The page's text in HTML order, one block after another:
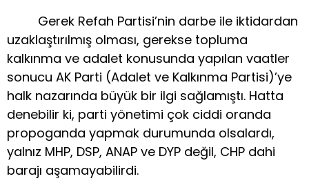
Gerek Refah Partisi’nin darbe ile iktidardan
uzaklaştırılmış olması, gerekse topluma
kalkınma ve adalet konusunda yapılan vaatler
sonucu AK Parti (Adalet ve Kalkınma Partisi)’ye
halk nazarında büyük bir ilgi sağlamıştı. Hatta
denebilir ki, parti yönetimi çok ciddi oranda
propoganda yapmak durumunda olsalardı,
yalnız MHP, DSP, ANAP ve DYP değil, CHP dahi
barajı aşamayabilirdi.